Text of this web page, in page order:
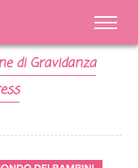
di Gravidanza